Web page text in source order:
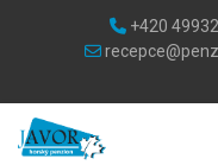
+420